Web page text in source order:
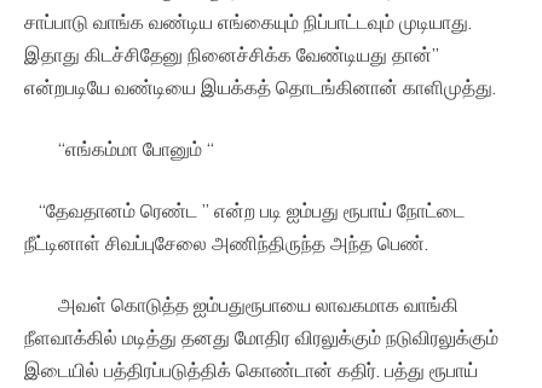
சாப்பாடு வாங்க வண்டிய எங்கையும் நிப்பாட்டவும் முடியாது.
இதாது கிடச்சிதேனு நினைச்சிக்க வேண்டியது தான்”
என்றபடியே வண்டியை இயக்கத் தொடங்கினான் காளிமுத்து.
“எங்கம்மா போனும் “
“தேவதானம் ரெண்ட ” என்ற படி ஐம்பது ரூபாய் நோட்டை
நீட்டினாள் சிவப்புசேலை அணிந்திருந்த அந்த பெண்.
அவள் கொடுத்த ஐம்பதுரூபாயை லாவகமாக வாங்கி
நீளவாக்கில் மடித்து தனது மோதிர விரலுக்கும் நடுவிரலுக்கும்
இடையில் பத்திரப்படுத்திக் கொண்டான் கதிர். பத்து ரூபாய்